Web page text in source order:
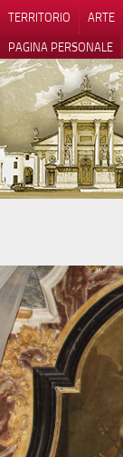
TERRITORIO ARTE
PAGINA PERSONALE